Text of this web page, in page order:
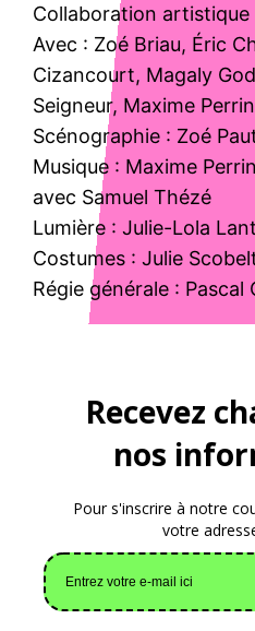
Collaboration artistique
Avec : Zoé Briau, Éric
Cizancourt, Magaly
Seigneur, Maxime
Scénographie : Zoé
Musique : Maxime
avec Samuel Thézé
Lumière : Julie-Lola
Costumes : Julie
Régie générale : Pascal